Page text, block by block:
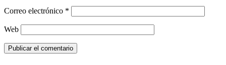
Correo electrónico *
Web